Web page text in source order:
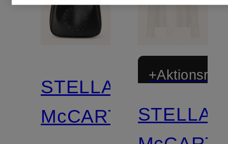
STELLA
McCARTNEYSTELLA